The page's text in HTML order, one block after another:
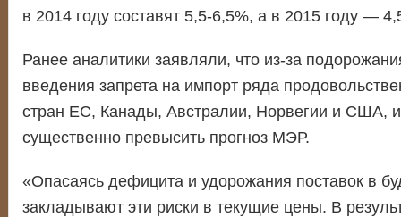
в 2014 году составят 5,5-6,5%, а в 2015 году —
Ранее аналитики заявляли, что из-за
введения запрета на импорт ряда
стран ЕС, Канады, Австралии, Норвегии и США,
существенно превысить прогноз МЭР.
«Опасаясь дефицита и удорожания поставок в
закладывают эти риски в текущие цены. В